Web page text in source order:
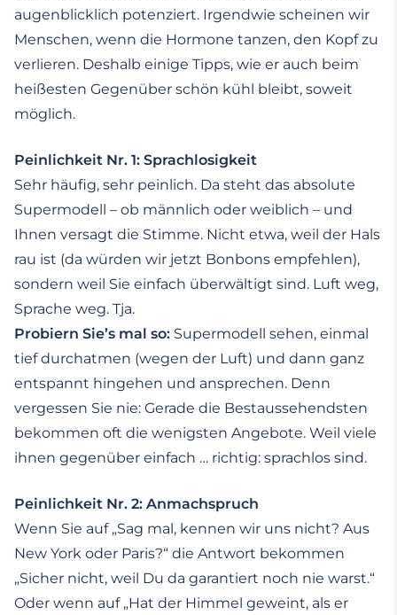
augenblicklich potenziert. Irgendwie scheinen wir
Menschen, wenn die Hormone tanzen, den Kopf zu
verlieren. Deshalb einige Tipps, wie er auch beim
heißesten Gegenüber schön kühl bleibt, soweit
möglich.
Peinlichkeit Nr. 1: Sprachlosigkeit
Sehr häufig, sehr peinlich. Da steht das absolute
Supermodell – ob männlich oder weiblich – und
Ihnen versagt die Stimme. Nicht etwa, weil der Hals
rau ist (da würden wir jetzt Bonbons empfehlen),
sondern weil Sie einfach überwältigt sind. Luft weg,
Sprache weg. Tja.
Probiern Sie’s mal so: Supermodell sehen, einmal
tief durchatmen (wegen der Luft) und dann ganz
entspannt hingehen und ansprechen. Denn
vergessen Sie nie: Gerade die Bestaussehendsten
bekommen oft die wenigsten Angebote. Weil viele
ihnen gegenüber einfach … richtig: sprachlos sind.
Peinlichkeit Nr. 2: Anmachspruch
Wenn Sie auf „Sag mal, kennen wir uns nicht? Aus
New York oder Paris?“ die Antwort bekommen
„Sicher nicht, weil Du da garantiert noch nie warst.“
Oder wenn auf „Hat der Himmel geweint, als er